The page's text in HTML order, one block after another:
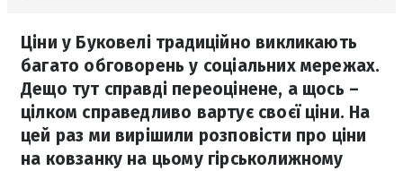
Ціни у Буковелі традиційно викликають
багато обговорень у соціальних мережах.
Дещо тут справді переоцінене, а щось –
цілком справедливо вартує своєї ціни. На
цей раз ми вирішили розповісти про ціни
на ковзанку на цьому гірськолижному